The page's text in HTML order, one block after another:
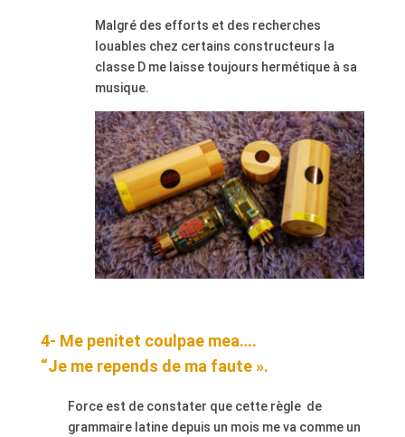
Malgré des efforts et des recherches
louables chez certains constructeurs la
classe D me laisse toujours hermétique à sa
musique.
4- Me penitet coulpae mea….
“Je me repends de ma faute ».
Force est de constater que cette règle de
grammaire latine depuis un mois me va comme un